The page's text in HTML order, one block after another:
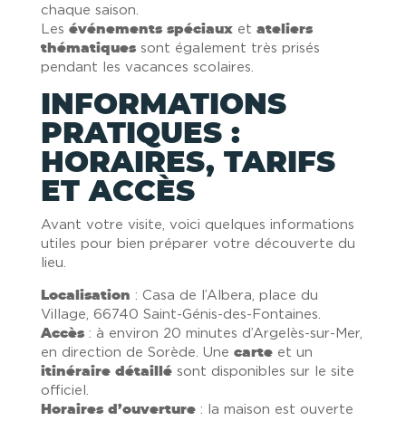
chaque saison.
Les événements spéciauxet ateliers
thématiquessont également très prisés
pendant les vacances scolaires.
INFORMATIONS
PRATIQUES :
HORAIRES, TARIFS
ET ACCÈS
Avant votre visite, voici quelques informations
utiles pour bien préparer votre découverte du
lieu.
Localisation : Casa de l’Albera, place du
Village, 66740 Saint-Génis-des-Fontaines.
Accès: à environ 20 minutes d’Argelès-sur-Mer,
en direction de Sorède. Une carteet un
itinéraire détaillésont disponibles sur le site
officiel.
Horaires d’ouverture: la maison est ouverte